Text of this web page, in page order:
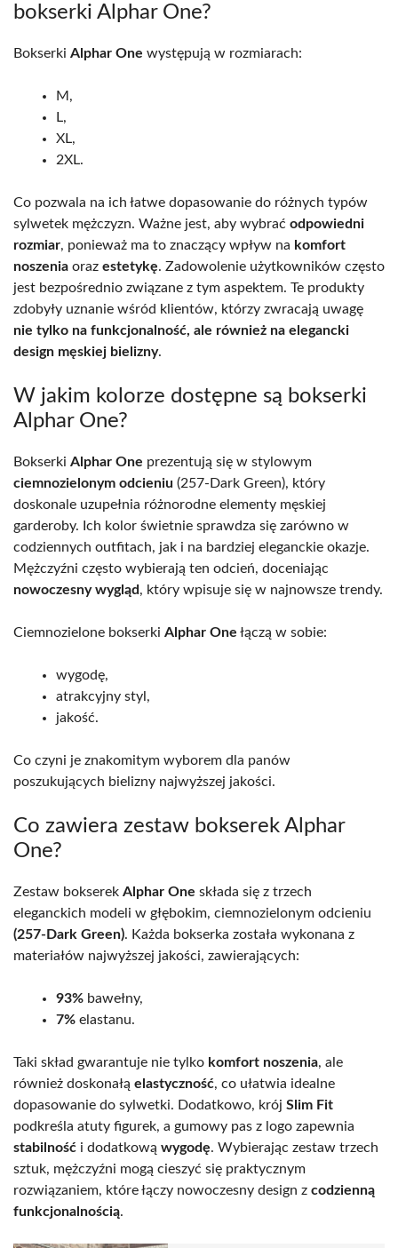
bokserki Alphar One?
Bokserki Alphar One występują w rozmiarach:
M,
L,
XL,
2XL.
Co pozwala na ich łatwe dopasowanie do różnych typów
sylwetek mężczyzn. Ważne jest, aby wybrać odpowiedni
rozmiar, ponieważ ma to znaczący wpływ na komfort
noszenia oraz estetykę. Zadowolenie użytkowników często
jest bezpośrednio związane z tym aspektem. Te produkty
zdobyły uznanie wśród klientów, którzy zwracają uwagę
nie tylko na funkcjonalność, ale również na elegancki
design męskiej bielizny.
W jakim kolorze dostępne są bokserki
Alphar One?
Bokserki Alphar One prezentują się w stylowym
ciemnozielonym odcieniu (257-Dark Green), który
doskonale uzupełnia różnorodne elementy męskiej
garderoby. Ich kolor świetnie sprawdza się zarówno w
codziennych outfitach, jak i na bardziej eleganckie okazje.
Mężczyźni często wybierają ten odcień, doceniając
nowoczesny wygląd, który wpisuje się w najnowsze trendy.
Ciemnozielone bokserki Alphar One łączą w sobie:
wygodę,
atrakcyjny styl,
jakość.
Co czyni je znakomitym wyborem dla panów
poszukujących bielizny najwyższej jakości.
Co zawiera zestaw bokserek Alphar
One?
Zestaw bokserek Alphar One składa się z trzech
eleganckich modeli w głębokim, ciemnozielonym odcieniu
(257-Dark Green). Każda bokserka została wykonana z
materiałów najwyższej jakości, zawierających:
93% bawełny,
7% elastanu.
Taki skład gwarantuje nie tylko komfort noszenia, ale
również doskonałą elastyczność, co ułatwia idealne
dopasowanie do sylwetki. Dodatkowo, krój Slim Fit
podkreśla atuty figurek, a gumowy pas z logo zapewnia
stabilność i dodatkową wygodę. Wybierając zestaw trzech
sztuk, mężczyźni mogą cieszyć się praktycznym
rozwiązaniem, które łączy nowoczesny design z codzienną
funkcjonalnością.